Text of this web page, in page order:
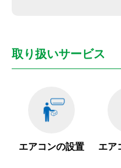
取り扱いサービス
エアコンの設置 エア